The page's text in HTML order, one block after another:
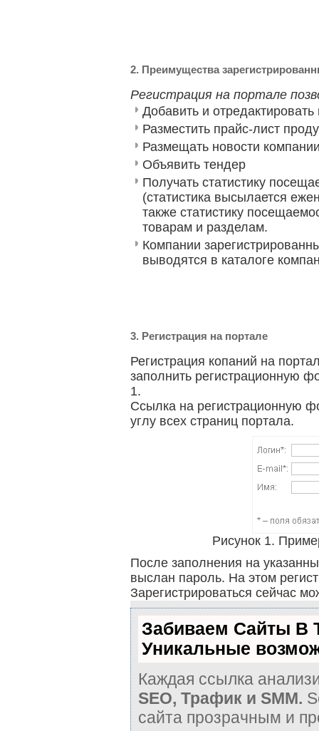
2. Преимущества
Регистрация на портале
Добавить и
Разместить прайс-лист
Размещать новости
Объявить тендер
Получать статистику
(статистика высылается
также статистику
товарам и разделам.
Компании
выводятся в каталоге
3. Регистрация на портале
Регистрация копаний на
заполнить регистрационную
1.
Ссылка на регистрационную
углу всех страниц портала.
Рисунок 1.
После заполнения на
выслан пароль. На этом
Зарегистрироваться сейчас
Забиваем Сайты
Уникальные
Каждая ссылка
SEO, Трафик и SMM.
сайта прозрачным и